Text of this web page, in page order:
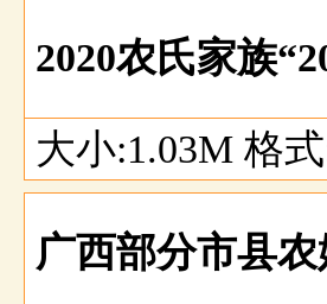
2020农氏家族
大小:1.03M 格
广西部分市县